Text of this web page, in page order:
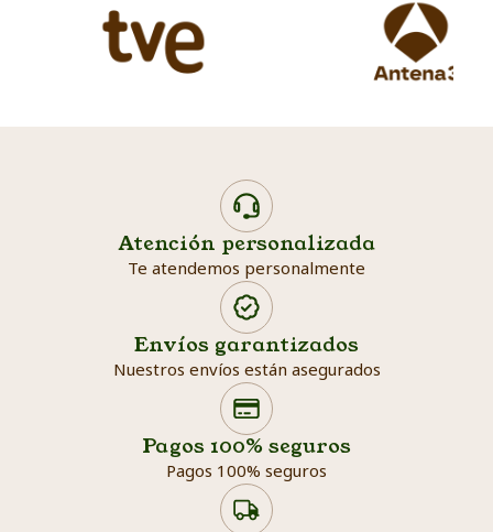
Atención personalizada
Te atendemos personalmente
Envíos garantizados
Nuestros envíos están asegurados
Pagos 100% seguros
Pagos 100% seguros
Search products